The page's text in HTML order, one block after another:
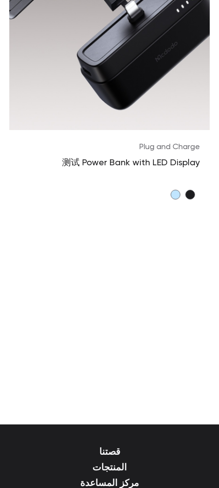
Plug and Charge
Small Portable Power Bank
测试 Power Bank with LED Display
قصتنا
المنتجات
مركز المساعدة